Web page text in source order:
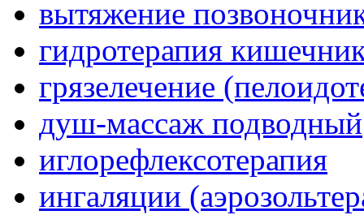
вытяжение
гидротерапия
грязелечение
душ-массаж подводный
иглорефлексотерапия
ингаляции